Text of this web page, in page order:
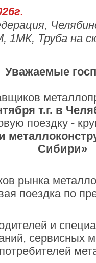
1МК, Труба на
Уважаемые
т.г. в
поездку -
Сибири»
рынка
поездка по
и
сервисных